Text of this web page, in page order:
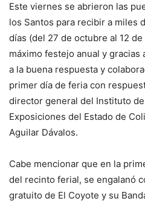
Este viernes se abrieron las
los Santos para recibir a miles
días (del 27 de octubre al 12
máximo festejo anual y
a la buena respuesta y
primer día de feria con
director general del Instituto
Exposiciones del Estado de
Aguilar Dávalos.
Cabe mencionar que en la
del recinto ferial, se engalanó
gratuito de El Coyote y su